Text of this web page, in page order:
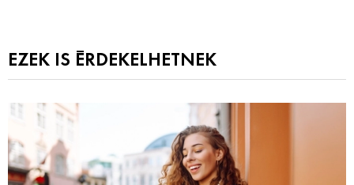
EZEK IS ÉRDEKELHETNEK